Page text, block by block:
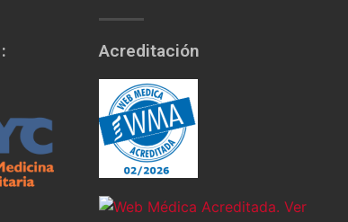
Acreditación